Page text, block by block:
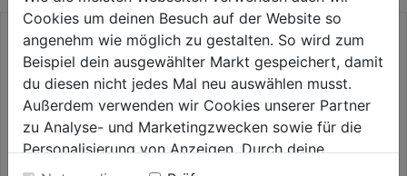
Cookies um deinen Besuch auf der Website so
angenehm wie möglich zu gestalten. So wird zum
Beispiel dein ausgewählter Markt gespeichert, damit
du diesen nicht jedes Mal neu auswählen musst.
Außerdem verwenden wir Cookies unserer Partner
zu Analyse- und Marketingzwecken sowie für die
Personalisierung von Anzeigen. Durch deine
Einwilligung werden die Daten von Drittanbieter,